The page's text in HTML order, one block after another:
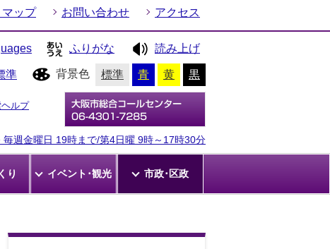
ップ お問い合わせ アクセス
ふりがな 読み上げ
準 背景色 標準 青 黄 黒
ルプ
週金曜日 19時まで/第4日曜 9時～17時30分
り イベント･観光 市政･区政